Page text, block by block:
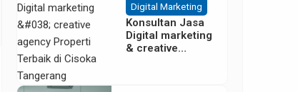
Digital Marketing
Konsultan Jasa
Digital marketing
& creative